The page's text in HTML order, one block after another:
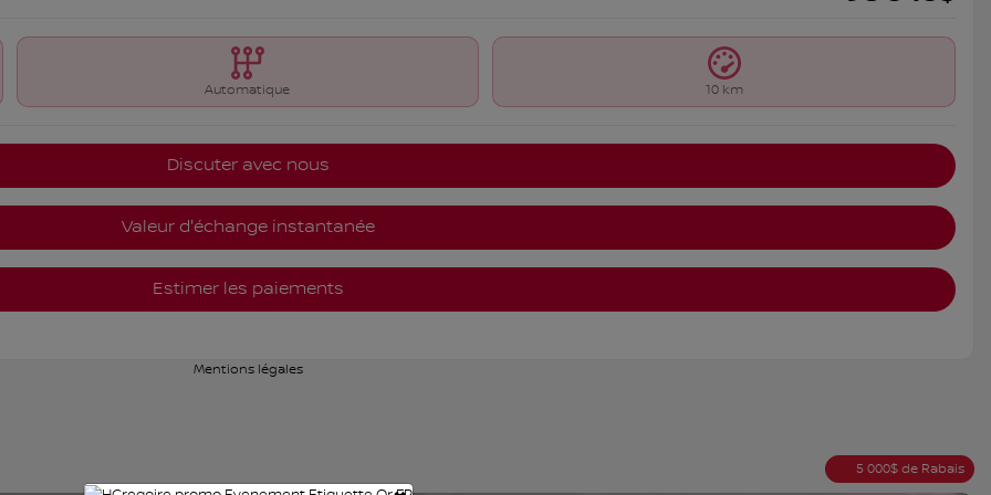
Automatique 10 km
Discuter avec nous
Valeur d'échange instantanée
Estimer les paiements
Mentions légales
5 000$ de Rabais